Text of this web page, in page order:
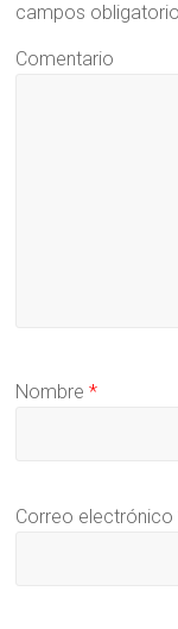
campos
Comentario
Nombre*
Correo electrónico